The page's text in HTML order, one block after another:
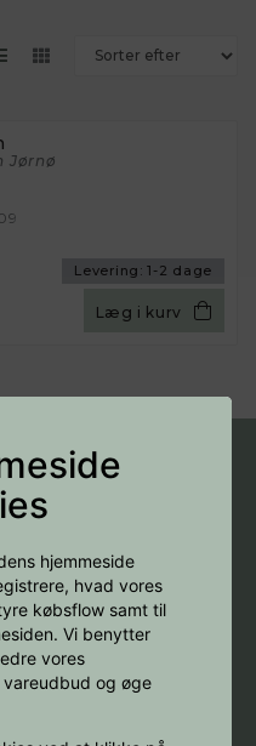
hjemmeside
hvad vores
købsflow samt til
Vi benytter
vores
vareudbud og øge
Levering: 1-2 dage
Jørnø
Læg i kurv